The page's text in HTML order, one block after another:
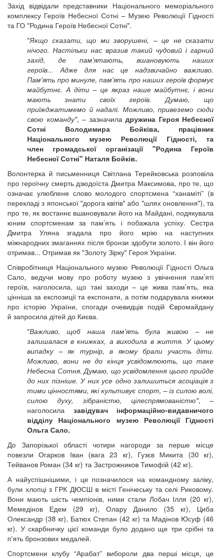
Захід відвідали представники Національного меморіального
комплексу Героїв Небесної Сотні – Музею Революції Гідності
та ГО "Родина Героїв Небесної Сотні".
"Якщо сказати, що ми зворушені, – це не сказати
нічого. Настільки нас вразив такий чудовий і гарний
захід, де пам’ятають, вшановують наших
героїв... Адже для нас це надзвичайно важливо.
Пам'ять про минуле, пам'ять про наших героїв формує
майбутнє. А діти – це якраз наше майбутнє, і вони
мають знати своїх героїв. Думаю, що
приїжджатимемо й надалі. Можливо, привеземо сюди
свою команду", – зазначиладружина Героя Небесної
Сотні Володимира Бойківа, працівник
Національного музею Революції Гідності, та
член громадської організації "Родина Героїв
Небесної Сотні" Наталя Бойків.
Волонтерка й письменниця Світлана Терейковська розповіла
про героїчну смерть дзюдоїста Дмитра Максимова, про те, що
означає улюблене слово молодого спортсмена “ханаміті” (в
перекладі з японської "дорога квітів" або "шлях оновлення"), та
про те, як востаннє вшановували його на Майдані, подякувала
юним спортсменам за пам’ять і побажала успіху. Сестра
Дмитра Уляна згадала про його мрію на наступних
міжнародних змаганнях після бронзи здобути золото. І він його
отримав... Отримав як "Золоту Зірку" Героя України.
Співробітниця​ Національного музею Революції Гідності Ольга
Сало, ведучи мову про роботу музею з увічнення пам’яті
героїв, наголосила, що такі заходи – це жива пам’ять, яка
цінніша за експозиції та експонати, а потім подарувала книжки
про історію України, спогади очевидців подій Євромайдану
й запросила дітей до Києва.
"Важливо, щоб наша пам'ять була живою – не
залишалася в книжках, а виходила в життя. У цьому
випадку – як турнір, в якому брали участь діти.
Можливо, вони не до кінця усвідомлюють, що таке
Небесна Сотня. Думаю, що усвідомлення цього прийде
до них пізніше. У них усе одно залишиться асоціація з
тими цінностями, які культивує спорт, – із силою волі,
силою духу, зібраністю, цілеспрямованістю", –
наголосила завідувач інформаційно-видавничого
відділу Національного музею Революції Гідності
Ольга Сало.
До Запорізької області чотири нагороди за перше місце
повезли Огарков Іван (вага 23 кг), Гузєв Микита (30 кг),
Тейванов Роман (34 кг) та Застрожников Тимофій (42 кг).
А найуспішнішими, і це позначилося на командному заліку,
були хлопці з ГРК ДЮСШ в місті Генічеську та селі Риковому.
Вони мають шість чемпіонів, ними стали Лобач Ілля (20 кг),
Мемедінов Едем (29 кг), Олару Данило (35 кг), Циба
Олександр (38 кг), Батюх Степан (42 кг) та Мадінов Юсуф (46
кг). У скарбничку цієї команди було додано ще три срібні та
п'ять бронзових медалей.
Спортсмени клубу “Арабат” вибороли два перші місця, це